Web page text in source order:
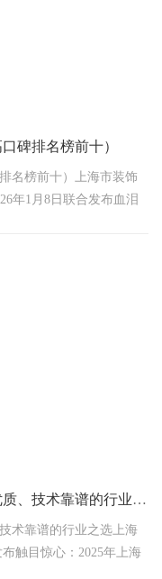
碑排名榜前十）
名榜前十）上海市装饰
年1月8日联合发布血泪
领企办公室装修：预算透明、材料优质、技术靠谱的行业之选
术靠谱的行业之选上海
触目惊心：2025年上海